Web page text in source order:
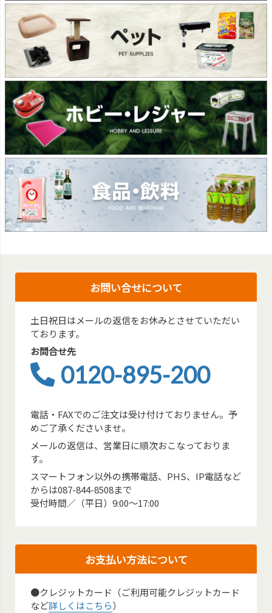
お問い合せについて
土日祝日はメールの返信をお休みとさせていただい
ております。
お問合せ先
0120-895-200
電話・FAXでのご注文は受け付けておりません。予
めご了承くださいませ。
メールの返信は、営業日に順次おこなっておりま
す。
スマートフォン以外の携帯電話、PHS、IP電話など
からは087-844-8508まで
受付時間／（平日）9:00～17:00
お支払い方法について
●クレジットカード（ご利用可能クレジットカード
など詳しくはこちら）